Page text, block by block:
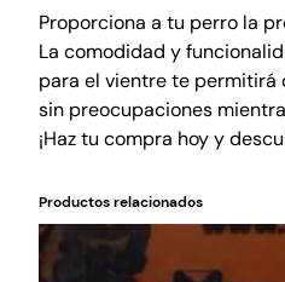
v
o
l
t
u
a
v
Proporciona a tu perro la
La comodidad y
para el vientre te
sin preocupaciones
¡Haz tu compra hoy y
Productos relacionados